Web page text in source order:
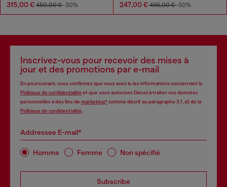
315,00 € 450,00 €-30% 247,00 € 495,00 €-50%
Inscrivez-vous pour recevoir des mises à
jour et des promotions par e-mail
En poursuivant, vous confirmez que vous avez lu les informations concernant la
Politique de confidentialité et que vous autorisez Diesel à traiter vos données
personnelles à des fins de marketing*comme décrit au paragraphe 3.1, d) de la
Politique de confidentialité
Addressee E-mail*
Homme Femme Non spécifié
Subscribe